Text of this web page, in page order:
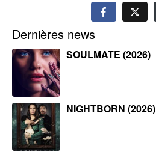
Dernières news
SOULMATE (2026)
NIGHTBORN (2026)